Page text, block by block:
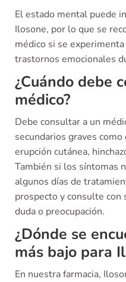
El estado mental puede
Ilosone, por lo que se
médico si se
trastornos emocionales
¿Cuándo debe
médico?
Debe consultar a un
secundarios graves
erupción cutánea,
También si los síntomas
algunos días de
prospecto y consulte con
duda o preocupación.
¿Dónde se
más bajo para
En nuestra farmacia,